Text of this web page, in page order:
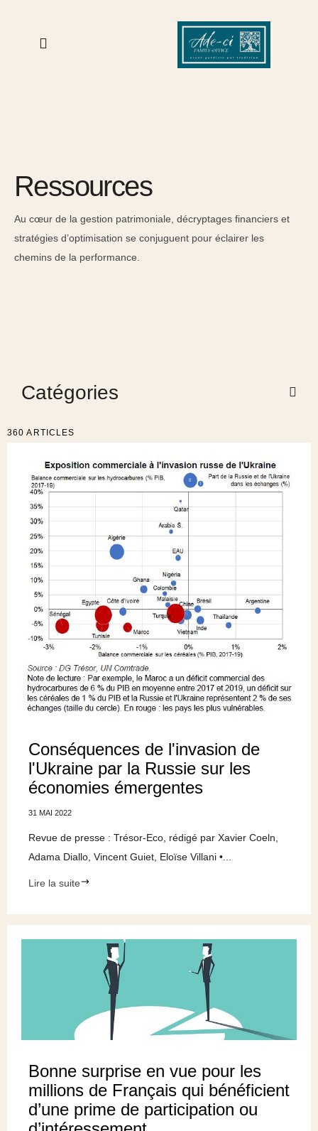
Ressources
Au cœur de la gestion patrimoniale, décryptages financiers et
stratégies d’optimisation se conjuguent pour éclairer les
chemins de la performance.
Catégories
360 ARTICLES
Conséquences de l'invasion de
l'Ukraine par la Russie sur les
économies émergentes
31 MAI 2022
Revue de presse : Trésor-Eco, rédigé par Xavier Coeln,
Adama Diallo, Vincent Guiet, Eloïse Villani •...
Lire la suite
Bonne surprise en vue pour les
millions de Français qui bénéficient
d’une prime de participation ou